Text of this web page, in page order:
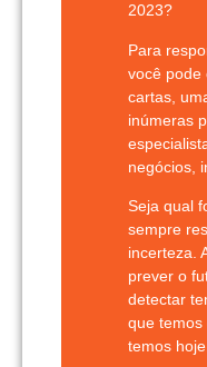
2023?
Para
você pode
cartas,
inúmeras
negócios,
Seja qual
sempre
incerteza.
prever o
detectar
que temos
temos